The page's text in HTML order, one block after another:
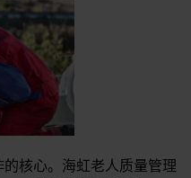
核心。海虹老人质量管理